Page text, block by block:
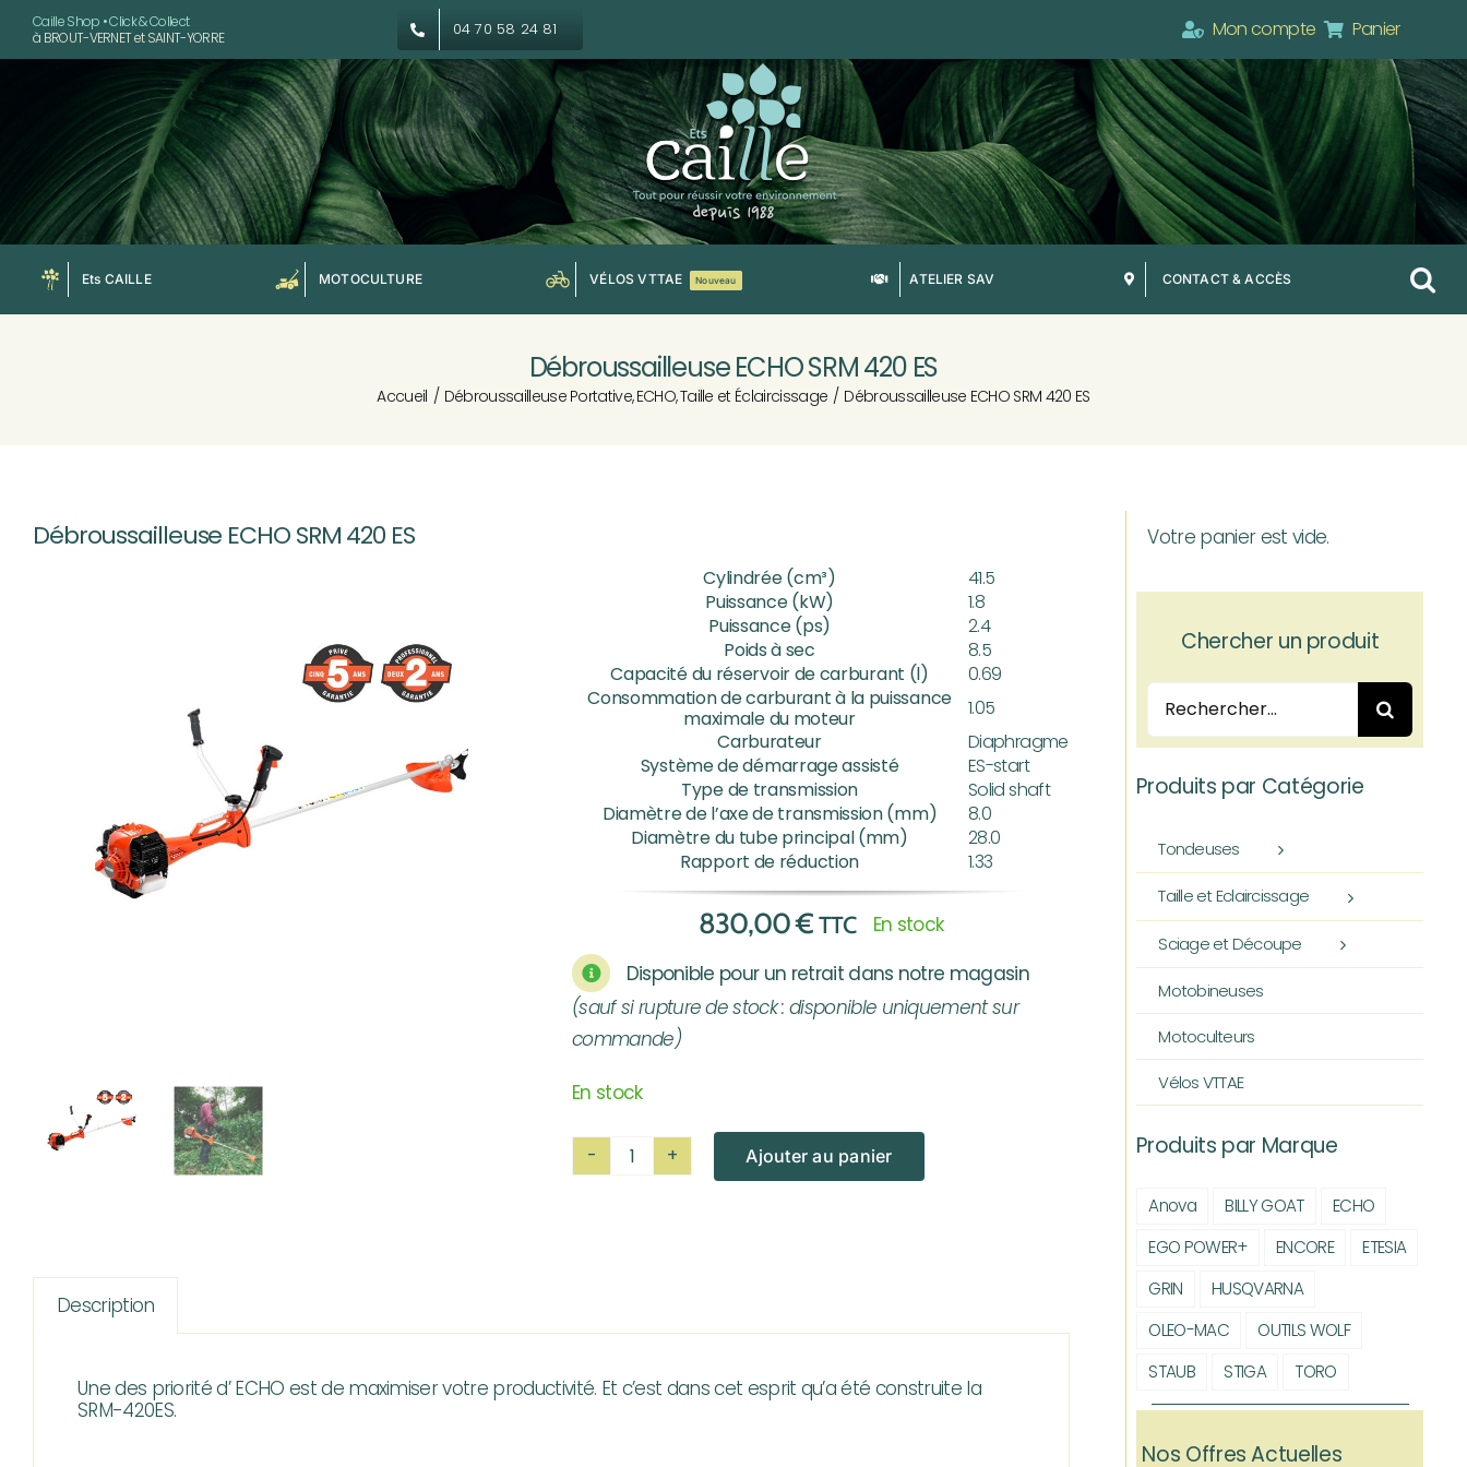
PasserCaille Shop • Click & Collect
à BROUT-VERNET et SAINT-YORRE
04 70 58 24 81 Mon compte Panier
Ets CAILLE MOTOCULTURE VÉLOS VTTAE Nouveau ATELIER SAV CONTACT & ACCÈS
Débroussailleuse ECHO SRM 420 ES
Accueil Débroussailleuse Portative ECHOTaille et Éclaircissage Débroussailleuse ECHO SRM 420 ES
Débroussailleuse ECHO SRM 420 ES
Cylindrée (cm³)
41.5
Puissance (kW)
1.8
Puissance (ps)
2.4
Poids à sec
8.5
Capacité du réservoir de carburant (l)
0.69
Consommation de carburant à la puissance
maximale du moteur
1.05
Carburateur
Diaphragme
Système de démarrage assisté
ES-start
Type de transmission
Solid shaft
Diamètre de l’axe de transmission (mm)
8.0
Diamètre du tube principal (mm)
28.0
Rapport de réduction
1.33
830,00€ TTC
En stock
Disponible pour un retrait dans notre magasin
(sauf si rupture de stock : disponible uniquement sur
commande)
En stock
quantité
420
Ajouter au panier
Description
Une des priorité d’ ECHO est de maximiser votre productivité. Et c’est dans cet esprit qu’a été construite la
SRM-420ES.
Votre panier est vide.
Chercher un produit
Rechercher:
Produits par Catégorie
Tondeuses
Taille et Eclaircissage
Sciage et Découpe
Motobineuses
Motoculteurs
Vélos VTTAE
Produits par Marque
Anova BILLY GOAT
ECHO
EGO POWER+
ENCORE
ETESIA
GRIN
HUSQVARNA
OLEO-MAC
OUTILS WOLF
STAUB
STIGA TORO
Nos Offres Actuelles